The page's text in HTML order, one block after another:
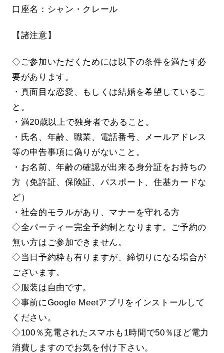
口座名：シャン・クレール
【諸注意】
◇ご参加いただくためには以下の条件を満たす必
要があります。
・真面目な恋愛、もしくは結婚を希望しているこ
と。
・満20歳以上で独身者であること。
・氏名、年齢、職業、電話番号、メールアドレス
等の申告事項に偽りがないこと。
・お名前、年齢の確認が出来る身分証をお持ちの
方（免許証、保険証、パスポート、住基カードな
ど）
・社会的モラルがあり、マナーを守れる方
◇全パーティー完全予約制となります。ご予約の
無い方はご参加できません。
◇当日予約枠も有りますが、締切りになる場合が
ございます。
◇服装は自由です。
◇事前にGoogle Meetアプリをインストールして
ください。
◇100％充電されたスマホも1時間で50％ほど電力
消費しますのでお気を付け下さい。